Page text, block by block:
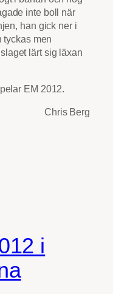
inte boll när
han gick ner i
tyckas men
lärt sig läxan
EM 2012.
Chris Berg
i